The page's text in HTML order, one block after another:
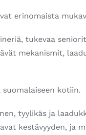
erinomaista
tukevaa
mekanismit,
kotiin.
tyylikäs ja
kestävyyden, ja